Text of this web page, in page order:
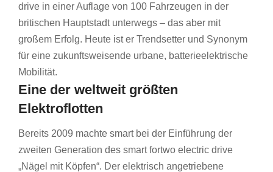
drive in einer Auflage von 100 Fahrzeugen in der
britischen Hauptstadt unterwegs – das aber mit
großem Erfolg. Heute ist er Trendsetter und Synonym
für eine zukunftsweisende urbane, batterieelektrische
Mobilität.
Eine der weltweit größten
Elektroflotten
Bereits 2009 machte smart bei der Einführung der
zweiten Generation des smart fortwo electric drive
„Nägel mit Köpfen“. Der elektrisch angetriebene